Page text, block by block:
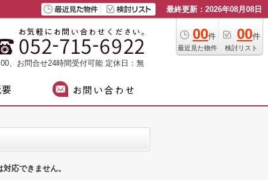
最終更新：2026年08月08日
00件
最近見た物件
00件
検討リスト
、お問合せ24時間受付可能 定休日：無
応できません。